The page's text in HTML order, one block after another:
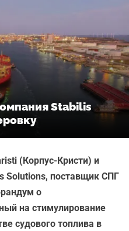
Stabilis
(Корпус-Кристи) и
Solutions, поставщик СПГ
о
на стимулирование
судового топлива в